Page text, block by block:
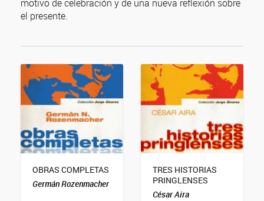
motivo de celebración y de una nueva reflexión sobre
el presente.
OBRAS COMPLETAS
Germán Rozenmacher
TRES HISTORIAS
PRINGLENSES
César Aira